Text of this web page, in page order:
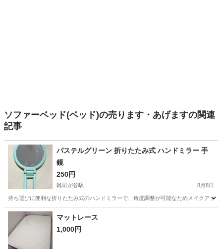
ソファーベッド(ベッド)の売ります・あげますの関連
記事
パステルグリーン 折りたたみ式 ハンドミラー 手
鏡
250円
雑司が谷駅 8月8日
持ち運びに便利な折りたたみ式のハンドミラーで、角度調整が可能なためメイクアッ
東京 豊島区 雑司が谷駅
マットレース
1,000円